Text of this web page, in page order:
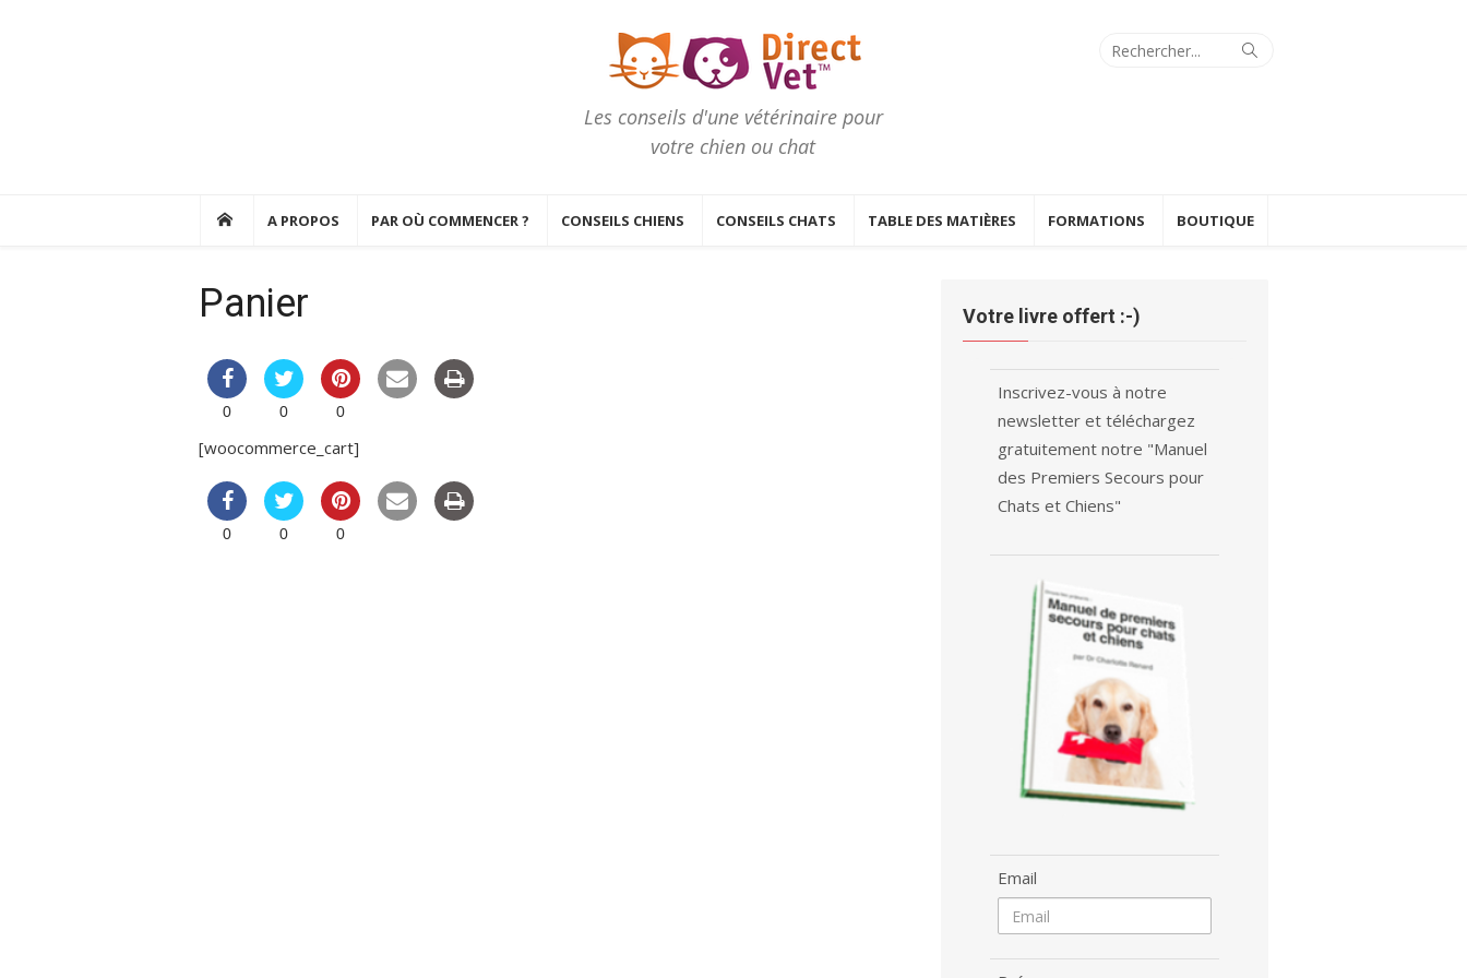
Les conseils d'une vétérinaire pour
votre chien ou chat
Search
A PROPOS PAR OÙ COMMENCER ? CONSEILS CHIENS CONSEILS CHATS TABLE DES MATIÈRES FORMATIONS BOUTIQUE
Panier
0 0 0
[woocommerce_cart]
0 0 0
Votre livre offert :-)
Inscrivez-vous à notre
newsletter et téléchargez
gratuitement notre "Manuel
des Premiers Secours pour
Chats et Chiens"
Email